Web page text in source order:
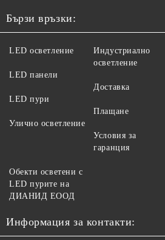
Бързи връзки:
LED осветление
LED панели
LED пури
Улично осветление
Индустриално
осветление
Доставка
Плащане
Условия за
гаранция
Обекти осветени с
LED пурите на
ДИАНИД ЕООД
Информация за контакти: